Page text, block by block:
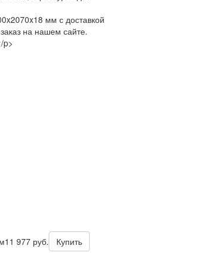
мм с доставкой
на нашем сайте.
p>
11 977 руб.
Купить